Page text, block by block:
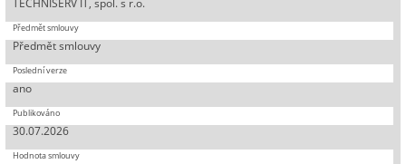
Předmět smlouvy
ano
30.07.2026